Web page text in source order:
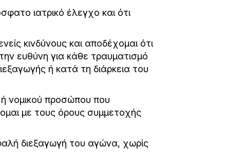
ιατρικό έλεγχο και ότι
κινδύνους και αποδέχομαι ότι
ευθύνη για κάθε τραυματισμό
ή κατά τη διάρκεια του
νομικού προσώπου που
με τους όρους συμμετοχής
διεξαγωγή του αγώνα, χωρίς